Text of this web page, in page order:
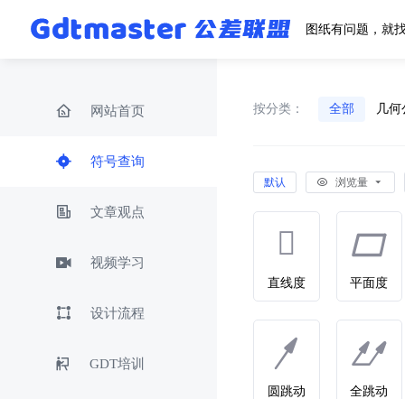
图纸有问题，就
网站首页
符号查询
文章观点
视频学习
设计流程
GDT培训
按分类： 全部 几何
默认 浏览量
直线度 平面度
圆跳动 全跳动